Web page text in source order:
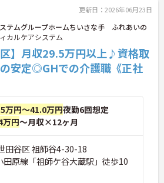
先輩職員が一緒に行うOJT
ので、独り立ちまで安心
ます。入社後のフォローア
悩みや不安を解消しなが
収入アップを目指せる＞
全額会社負担、「介護福祉
格取得へのバックアップ
更新日：2026年06月23日
テムグループホームちいさな手 ふれあいの
カルケアシステム
区】月収29.5万円以上♪資格取
安定◎GHでの介護職《正社
万円～41.0万円夜勤6回想定
万円～月収×12ヶ月
田谷区 祖師谷4-30-18
田原線「祖師ケ谷大蔵駅」徒歩10